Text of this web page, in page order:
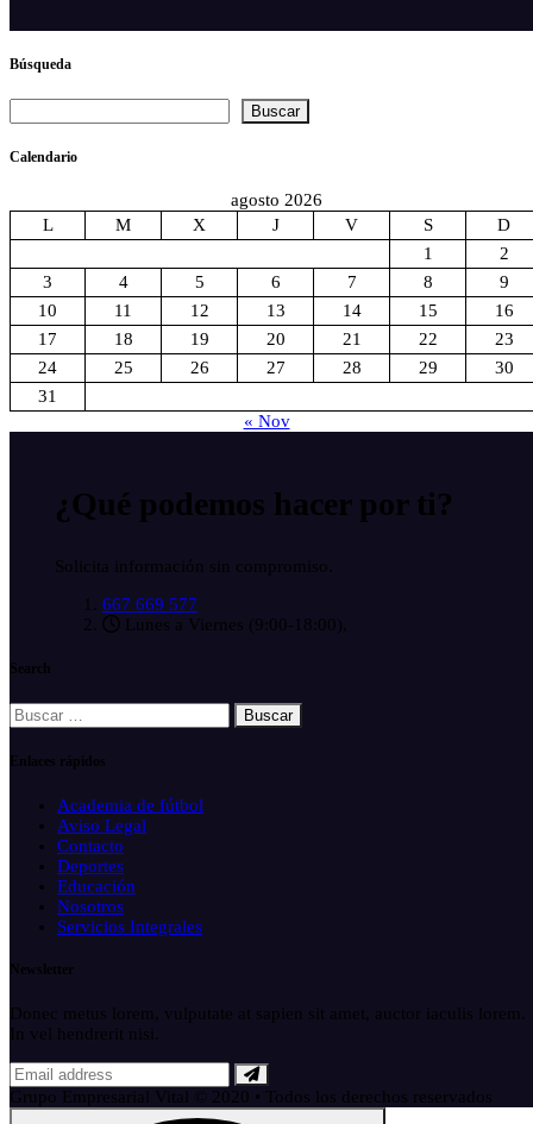
Búsqueda
Buscar
Calendario
agosto 2026
L
M X J V S
D
1
2
3
4 5 6 7 8
9
10
11 12 13 14 15
16
17
18 19 20 21 22
23
24
25 26 27 28 29
30
31
« Nov
¿Qué podemos hacerpor ti?
Solicita información sin compromiso.
667 669 577
Lunes a Viernes (9:00-18:00),
Search
Buscar:
Enlaces rápidos
Academia de fútbol
Aviso Legal
Contacto
Deportes
Educación
Nosotros
Servicios Integrales
Newsletter
Donec metus lorem, vulputate at sapien sit amet, auctor iaculis lorem.
In vel hendrerit nisi.
Grupo Empresarial Vital © 2020 • Todos los derechos reservados